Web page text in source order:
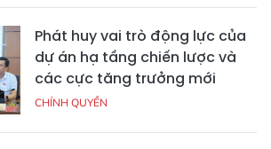
Phát huy vai trò động lực của
dự án hạ tầng chiến lược và
các cực tăng trưởng mới
CHÍNH QUYỀN